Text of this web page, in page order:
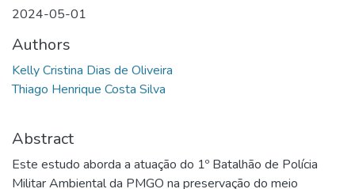
2024-05-01
Authors
Kelly Cristina Dias de Oliveira
Thiago Henrique Costa Silva
Abstract
Este estudo aborda a atuação do 1º Batalhão de Polícia
Militar Ambiental da PMGO na preservação do meio